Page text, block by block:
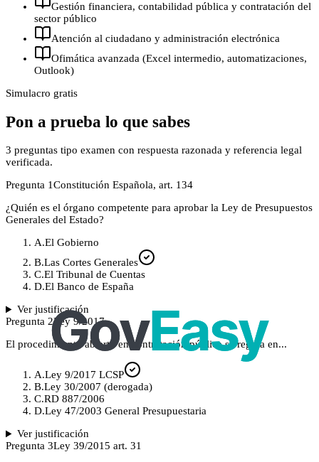
Gestión financiera, contabilidad pública y contratación del
sector público
Atención al ciudadano y administración electrónica
Ofimática avanzada (Excel intermedio, automatizaciones,
Outlook)
Simulacro gratis
Pon a prueba lo que sabes
3 preguntas tipo examen con respuesta razonada y referencia legal
verificada.
Pregunta 1Constitución Española, art. 134
¿Quién es el órgano competente para aprobar la Ley de Presupuestos
Generales del Estado?
A.El Gobierno
B.Las Cortes Generales
C.El Tribunal de Cuentas
D.El Banco de España
Ver justificación
Pregunta 2Ley 9/2017
El procedimiento abierto en contratación pública se regula en...
A.Ley 9/2017 LCSP
B.Ley 30/2007 (derogada)
C.RD 887/2006
D.Ley 47/2003 General Presupuestaria
Ver justificación
Pregunta 3Ley 39/2015 art. 31